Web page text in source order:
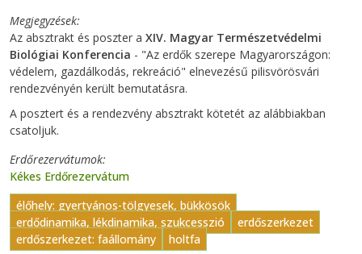
Megjegyzések
Az absztrakt és poszter a XIV. Magyar Természetvédelmi
Biológiai Konferencia - "Az erdők szerepe Magyarországon:
védelem, gazdálkodás, rekreáció" elnevezésű pilisvörösvári
rendezvényén került bemutatásra.
A posztert és a rendezvény absztrakt kötetét az alábbiakban
csatoljuk.
Erdőrezervátumok
Kékes Erdőrezervátum
élőhely: gyertyános-tölgyesek, bükkösök
erdődinamika, lékdinamika, szukcesszió
erdőszerkezet
erdőszerkezet: faállomány
holtfa